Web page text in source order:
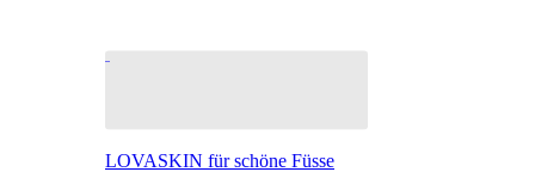
LOVASKIN für schöne Füsse